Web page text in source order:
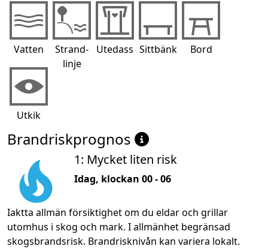
Vatten
Strand-
linje
Utedass Sittbänk Bord
Utkik
Brandriskprognos
1: Mycket liten risk
Idag, klockan 00 - 06
Iaktta allmän försiktighet om du eldar och grillar
utomhus i skog och mark. I allmänhet begränsad
skogsbrandsrisk. Brandrisknivån kan variera lokalt.